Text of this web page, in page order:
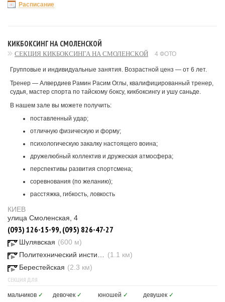
Расписание
КИКБОКСИНГ НА СМОЛЕНСКОЙ
СЕКЦИЯ КИКБОКСИНГА НА СМОЛЕНСКОЙ 4 ФОТО
Групповые и индивидуальные занятия. Возрастной ценз — от 6 лет.
Тренер — Алвердиев Рамин Расим Оглы, квалифицированный тренер,
судья, мастер спорта по тайскому боксу, кикбоксингу и ушу саньде.
В нашем зале вы можете получить:
поставленный удар;
отличную физическую и форму;
психологическую закалку настоящего воина;
дружелюбный коллектив и дружеская атмосфера;
перспективы развития спортсмена;
соревнования (по желанию);
расстяжка, гибкость, ловкость
КИЕВ
улица Смоленская, 4
(093) 126-15-99, (095) 826-47-27
Шулявская (600 м)
(1.1 км)
Берестейская (2.3 км)
СЕКЦИЯ ДЛЯ
мальчиков ✓ девочек ✓ юношей ✓ девушек ✓